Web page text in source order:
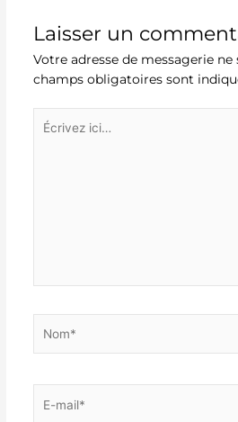
Laisser un
Votre adresse de messagerie ne
champs obligatoires sont
Écrivez
ici…
mail*